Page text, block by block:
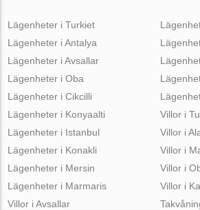
Lägenheter i Turkiet
Lägenheter i Antalya
Lägenheter i Avsallar
Lägenheter i Oba
Lägenheter i Cikcilli
Lägenheter i Konyaalti
Lägenheter i Istanbul
Lägenheter i Konakli
Lägenheter i Mersin
Lägenheter i Marmaris
Villor i
Villor i
Villor i
Villor i
Villor i
Villor i Avsallar